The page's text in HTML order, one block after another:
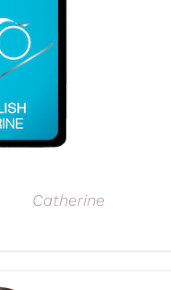
Catherine